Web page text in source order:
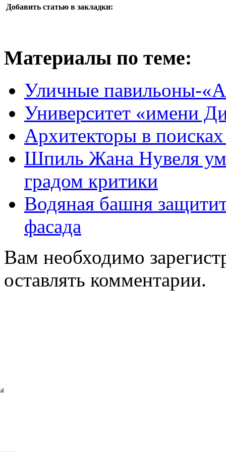
Добавить статью в закладки:
Материалы по теме:
Уличные павильоны-
Университет «имени
Архитекторы в
Шпиль Жана Нувеля
градом критики
Водяная башня
фасада
Вам необходимо
оставлять комментарии.